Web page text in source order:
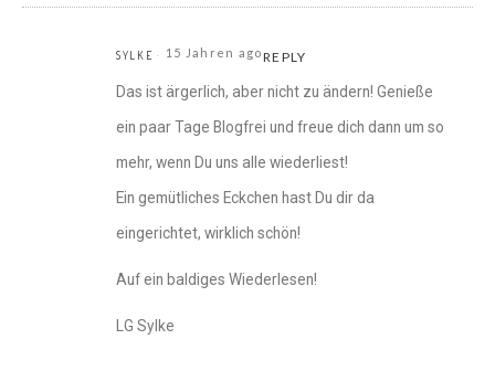
SYLKE 15 Jahren agoREPLY
Das ist ärgerlich, aber nicht zu ändern! Genieße
ein paar Tage Blogfrei und freue dich dann um so
mehr, wenn Du uns alle wiederliest!
Ein gemütliches Eckchen hast Du dir da
eingerichtet, wirklich schön!
Auf ein baldiges Wiederlesen!
LG Sylke